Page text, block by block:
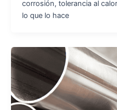
corrosión, tolerancia al
lo que lo hace